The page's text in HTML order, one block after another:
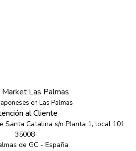
Market Las Palmas
en Las Palmas
al Cliente
Santa Catalina s/n Planta 1, local 101
35008
de GC - España